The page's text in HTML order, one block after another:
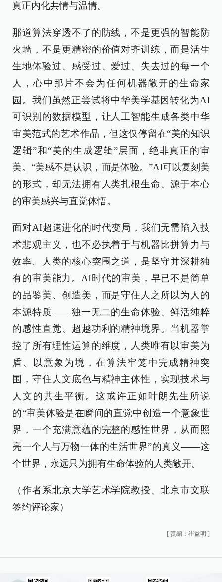
真正内化共情与温情。
那道算法穿透不了的防线，不是更强的智能防
火墙，不是更精密的价值对齐训练，而是活生
生地体验过、感受过、爱过、失去过的每一个
人，心中那片不会为任何机器敞开的生命家
园。我们虽然正尝试将中华美学基因转化为AI
可识别的数据模型，让人工智能生成各类中华
审美范式的艺术作品，但这仅停留在“美的知识
逻辑”和“美的生成逻辑”层面，绝非真正的审
美。“美感不是认识，而是体验。”AI可以复刻美
的形式，却无法拥有人类扎根生命、源于本心
的审美感兴与直觉体悟。
面对AI超速进化的时代变局，我们无需陷入技
术悲观主义，也不必执着于与机器比拼算力与
效率。人类的核心突围之道，是坚守并深耕独
有的审美能力。AI时代的审美，早已不是简单
的品鉴美、创造美，而是守住人之所以为人的
本源特质——独一无二的生命体验、鲜活纯粹
的感性直觉、超越功利的精神境界。当机器掌
控了所有理性运算的维度，人类唯有以审美为
盾、以意象为境，在算法牢笼中完成精神突
围，守住人文底色与精神主体性，实现技术与
人文的共生平衡。这或许正如叶朗先生所说
的“审美体验是在瞬间的直觉中创造一个意象世
界，一个充满意蕴的完整的感性世界，从而照
亮一个人与万物一体的生活世界”的真义——这
个世界，永远只为拥有生命体验的人类敞开。
（作者系北京大学艺术学院教授、北京市文联
签约评论家）
[ 责编：崔益明 ]